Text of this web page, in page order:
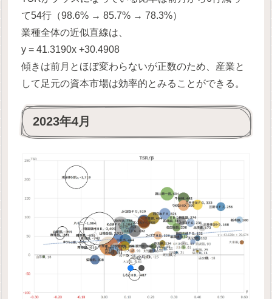
て54行（98.6% → 85.7% → 78.3%）
業種全体の近似直線は、
y = 41.3190x +30.4908
傾きは前月とほぼ変わらないが正数のため、産業と
して足元の資本市場は効率的とみることができる。
2023年4月